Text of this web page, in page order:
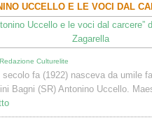
UCCELLO E LE VOCI DAL
Redazione Culturelite
secolo fa (1922) nasceva da umile
Bagni (SR) Antonino Uccello.